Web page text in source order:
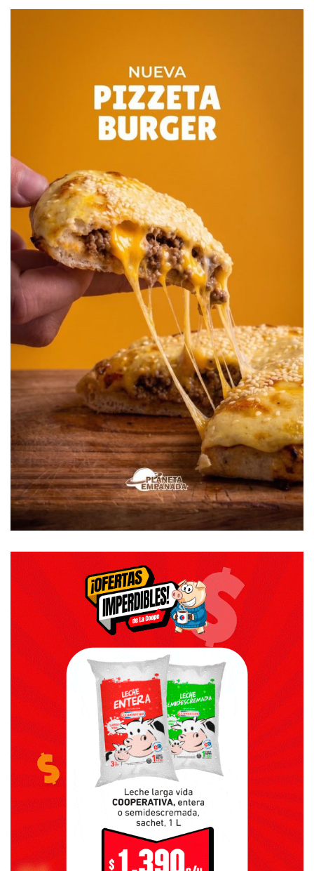
vicepresidente (vocal auxiliar) y los fiscales presentes. Ese
sobres utilizados-, será cerrada y colocada una faja para
su entrega al agente de Correos a efectos de su remisión
a la justicia nacional electoral”.
4- “El presidente de mesa, finalmente, deberá transcribir
los resultados del Acta de Escrutinio a los certificados para
los fiscales partidarios que los soliciten (en los términos
del artículo 102 CEN) y lo firmará junto con el
vicepresidente (vocal auxiliar) y los fiscales presentes”.
FUENTE: LA TECLA.
Destacadas